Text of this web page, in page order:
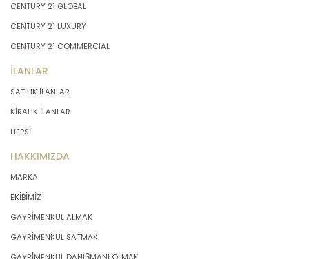
CENTURY 21 GLOBAL
CENTURY 21 LUXURY
CENTURY 21 COMMERCIAL
İLANLAR
SATILIK İLANLAR
KİRALIK İLANLAR
HEPSİ
HAKKIMIZDA
MARKA
EKİBİMİZ
GAYRİMENKUL ALMAK
GAYRİMENKUL SATMAK